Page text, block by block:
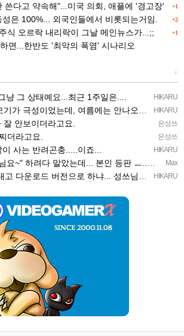
+1
쓴다고 약속해"...미국 의회, 애플에 '경고장'
+2
은 100%... 외국인들에서 비롯되는거임.
+1
식 오르락 내리락이 그날 메인뉴스가...;;
면...한반도 '최악의 폭염' 시나리오
+
HIKARU
냥 그 상태예요...최근 1주일은....
HIKARU
성이었는데, 여름에는 안나오는 것 같은.....ㅎ ㅎ)
은성쓰
안보이더라고요.
은성쓰
더라고요.
HIKARU
사는 반려곤충.....이죠...
Max
~" 하려다 말았는데... 본인 등판 ㅡ..ㅡy~
HIKARU
운로드 버전으로 하냐... 성쓰님이 계셨다!!!...